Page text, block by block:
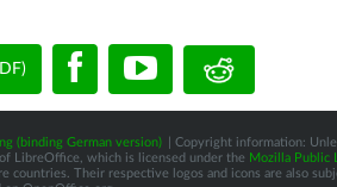
(binding German version)
| Copyright information:
LibreOffice, which is licensed under the Mozilla Public
countries. Their respective logos and icons are also